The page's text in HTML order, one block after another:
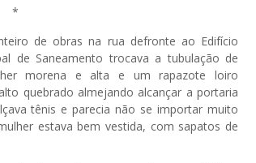
*
de obras na rua defronte ao Edifício
de Saneamento trocava a tubulação de
morena e alta e um rapazote loiro
quebrado almejando alcançar a portaria
tênis e parecia não se importar muito
estava bem vestida, com sapatos de